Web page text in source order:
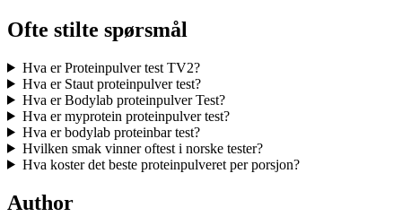
Ofte stilte spørsmål
Hva er Proteinpulver test TV2?
Hva er Staut proteinpulver test?
Hva er Bodylab proteinpulver Test?
Hva er myprotein proteinpulver test?
Hva er bodylab proteinbar test?
Hvilken smak vinner oftest i norske tester?
Hva koster det beste proteinpulveret per porsjon?
Author